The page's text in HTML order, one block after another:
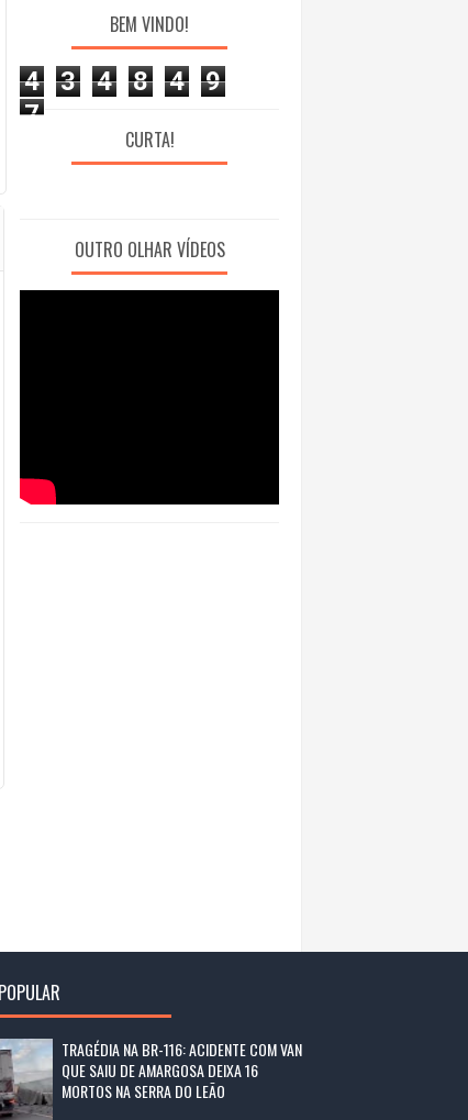
BEM VINDO!
4 3 4 8 4
9
7
CURTA!
OUTRO OLHAR VÍDEOS
TRAGÉDIA NA BR-116: ACIDENTE COM VAN
QUE SAIU DE AMARGOSA DEIXA 16
MORTOS NA SERRA DO LEÃO